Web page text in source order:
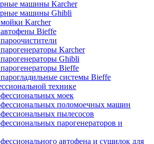
машины Karcher
машины Ghibli
Karcher
Bieffe
Karcher
Ghibli
Bieffe
системы Bieffe
технике
моек
поломоечных машин
пылесосов
парогенераторов и
автофена и сушилок для